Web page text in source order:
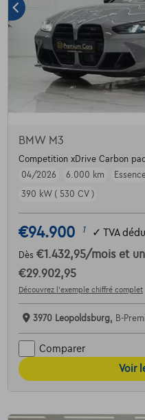
BMW M3
Competition xDrive Carbon
04/2026
6.000 km
390 kW ( 530 CV )
€94.900 1 ✓ TVA
Dès €1.432,95/mois et
€29.902,95
Découvrez l’exemple chiffré complet
3970 Leopoldsburg, B-
Comparer
Voir